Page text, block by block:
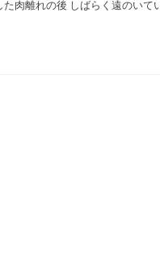
肉離れの後 しばらく遠のいて